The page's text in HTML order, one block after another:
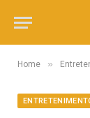
Home »